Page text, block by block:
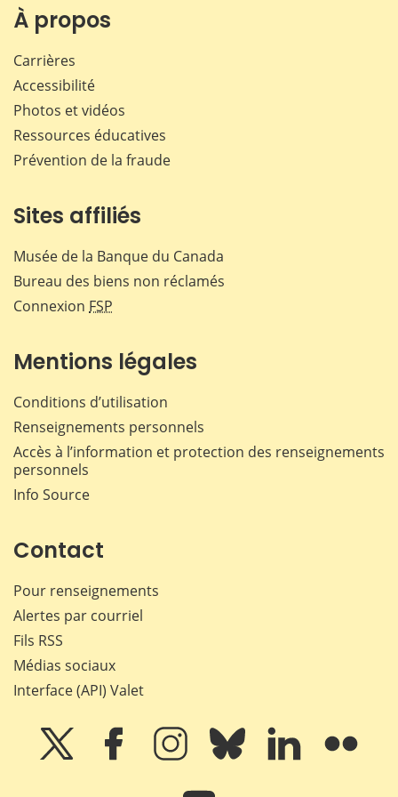
À propos
Carrières
Accessibilité
Photos et vidéos
Ressources éducatives
Prévention de la fraude
Sites affiliés
Musée de la Banque du Canada
Bureau des biens non réclamés
Connexion FSP
Mentions légales
Conditions d’utilisation
Renseignements personnels
Accès à l’information et protection des renseignements
personnels
Info Source
Contact
Pour renseignements
Alertes par courriel
Fils RSS
Médias sociaux
Interface (API) Valet